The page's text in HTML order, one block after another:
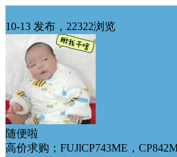
10-13 发布，22322浏览
随便啦
高价求购；FUJlCP743ME，